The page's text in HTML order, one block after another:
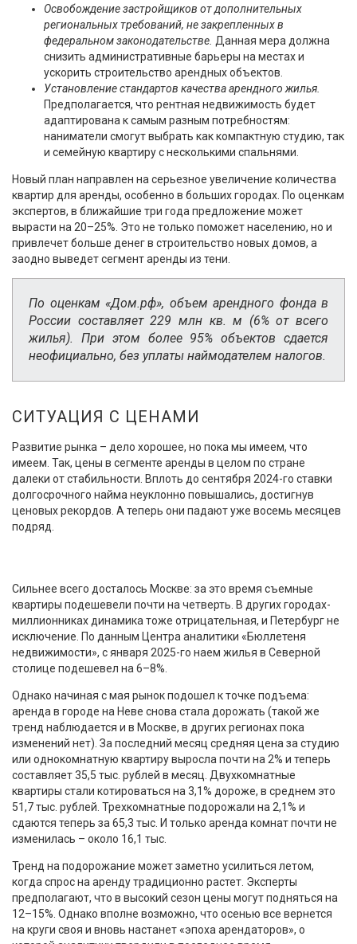
Освобождение застройщиков от дополнительных
региональных требований, не закрепленных в
федеральном законодательстве. Данная мера должна
снизить административные барьеры на местах и
ускорить строительство арендных объектов.
Установление стандартов качества арендного жилья.
Предполагается, что рентная недвижимость будет
адаптирована к самым разным потребностям:
наниматели смогут выбрать как компактную студию, так
и семейную квартиру с несколькими спальнями.
Новый план направлен на серьезное увеличение количества
квартир для аренды, особенно в больших городах. По оценкам
экспертов, в ближайшие три года предложение может
вырасти на 20–25%. Это не только поможет населению, но и
привлечет больше денег в строительство новых домов, а
заодно выведет сегмент аренды из тени.
По оценкам «Дом.рф», объем арендного фонда в
России составляет 229 млн кв. м (6% от всего
жилья). При этом более 95% объектов сдается
неофициально, без уплаты наймодателем налогов.
СИТУАЦИЯ С ЦЕНАМИ
Развитие рынка – дело хорошее, но пока мы имеем, что
имеем. Так, цены в сегменте аренды в целом по стране
далеки от стабильности. Вплоть до сентября 2024-го ставки
долгосрочного найма неуклонно повышались, достигнув
ценовых рекордов. А теперь они падают уже восемь месяцев
подряд.
Сильнее всего досталось Москве: за это время съемные
квартиры подешевели почти на четверть. В других городах-
миллионниках динамика тоже отрицательная, и Петербург не
исключение. По данным Центра аналитики «Бюллетеня
недвижимости», с января 2025-го наем жилья в Северной
столице подешевел на 6–8%.
Однако начиная с мая рынок подошел к точке подъема:
аренда в городе на Неве снова стала дорожать (такой же
тренд наблюдается и в Москве, в других регионах пока
изменений нет). За последний месяц средняя цена за студию
или однокомнатную квартиру выросла почти на 2% и теперь
составляет 35,5 тыс. рублей в месяц. Двухкомнатные
квартиры стали котироваться на 3,1% дороже, в среднем это
51,7 тыс. рублей. Трехкомнатные подорожали на 2,1% и
сдаются теперь за 65,3 тыс. И только аренда комнат почти не
изменилась – около 16,1 тыс.
Тренд на подорожание может заметно усилиться летом,
когда спрос на аренду традиционно растет. Эксперты
предполагают, что в высокий сезон цены могут подняться на
12–15%. Однако вполне возможно, что осенью все вернется
на круги своя и вновь настанет «эпоха арендаторов», о